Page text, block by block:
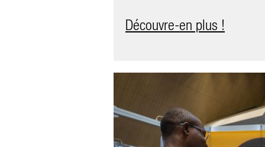
Découvre-en plus !
centrale de Kriens.